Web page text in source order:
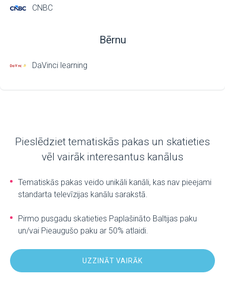
CNBC
Bērnu
DaVinci learning
Pieslēdziet tematiskās pakas un skatieties
vēl vairāk interesantus kanālus
Tematiskās pakas veido unikāli kanāli, kas nav pieejami
standarta televīzijas kanālu sarakstā.
Pirmo pusgadu skatieties Paplašināto Baltijas paku
un/vai Pieaugušo paku ar 50% atlaidi.
UZZINĀT VAIRĀK